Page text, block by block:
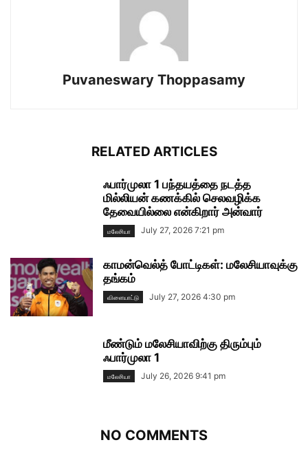
Puvaneswary Thoppasamy
RELATED ARTICLES
ஃபார்முலா 1 பந்தயத்தை நடத்த
மில்லியன் கணக்கில் செலவழிக்க
தேவையில்லை என்கிறார் அன்வார்
மலேசியா July 27, 2026 7:21 pm
காமன்வெல்த் போட்டிகள்: மலேசியாவுக்கு
தங்கம்
விளையாட்டு July 27, 2026 4:30 pm
மீண்டும் மலேசியாவிற்கு திரும்பும்
ஃபார்முலா 1
மலேசியா July 26, 2026 9:41 pm
NO COMMENTS